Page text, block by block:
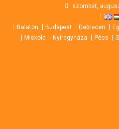
content
szombat,
Balaton Budapest Debrecen
Miskolc
Nyíregyháza Pécs